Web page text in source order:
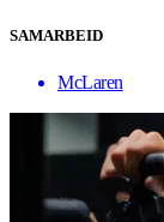
SAMARBEID
McLaren